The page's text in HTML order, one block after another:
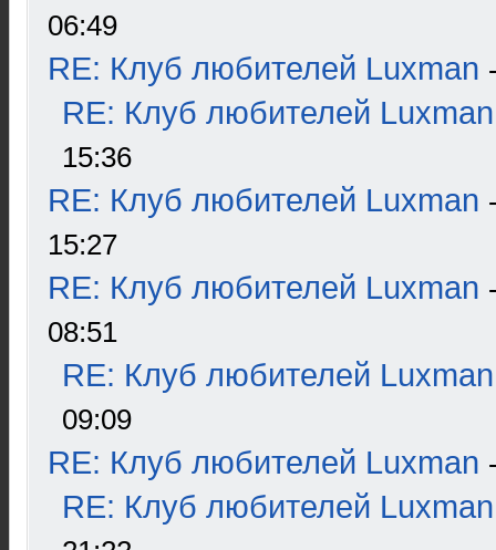
06:49
RE: Клуб любителей Luxman
RE: Клуб любителей Luxman
15:36
RE: Клуб любителей Luxman
15:27
RE: Клуб любителей Luxman
08:51
RE: Клуб любителей Luxman
09:09
RE: Клуб любителей Luxman
RE: Клуб любителей Luxman